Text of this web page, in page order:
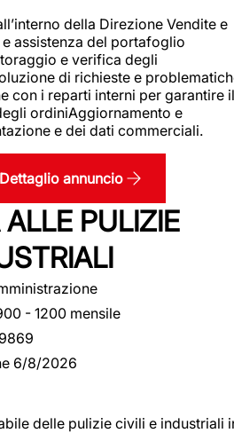
della Direzione Vendite e
assistenza del portafoglio
e verifica degli
di richieste e
con i reparti interni per garantire il
ordiniAggiornamento e
e dei dati commerciali.
Dettaglio annuncio
PULIZIE
- 1200 mensile
6/8/2026
delle pulizie civili e industriali